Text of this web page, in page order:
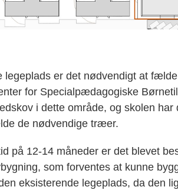
legeplads er det nødvendigt at
for Specialpædagogiske
i dette område, og skolen har
de nødvendige træer.
på 12-14 måneder er det blevet
som forventes at kunne
eksisterende legeplads, da den